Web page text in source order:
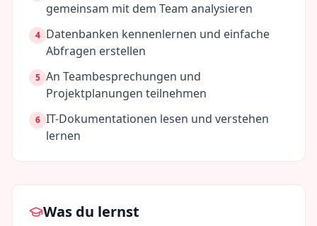
gemeinsam mit dem Team analysieren
4 Datenbanken kennenlernen und einfache
Abfragen erstellen
5 An Teambesprechungen und
Projektplanungen teilnehmen
6 IT-Dokumentationen lesen und verstehen
lernen
Was du lernst